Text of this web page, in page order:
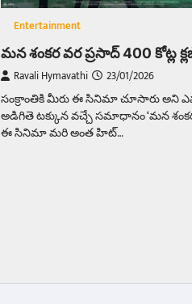
Entertainment
మన శంకర వర ప్రసాద్ 400 కోట్ల
Ravali Hymavathi
23/01/2026
సంక్రాంతికి మీరు ఈ సినిమా చూసారు అని
అడిగితె టక్కున వచ్చే సమాధానం ‘మన
ఈ సినిమా మరి అంత హిట్…